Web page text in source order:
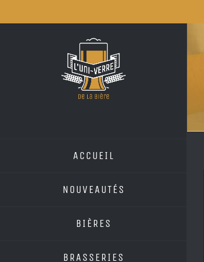
to
ACCUEIL
NOUVEAUTÉS
BIÈRES
BRASSERIES